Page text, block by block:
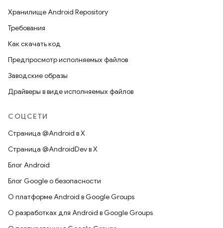
Хранилище Android Repository
Требования
Как скачать код
Предпросмотр исполняемых файлов
Заводские образы
Драйверы в виде исполняемых файлов
СОЦСЕТИ
Страница @Android в X
Страница @AndroidDev в X
Блог Android
Блог Google о безопасности
О платформе Android в Google Groups
О разработках для Android в Google Groups